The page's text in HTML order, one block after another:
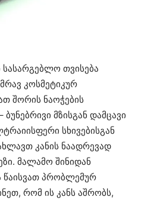
თვისება
კოსმეტიკურ
შორის ნაოჭების
მზისგან დამცავი
სხივებისგან
კანის ნაადრევად
მალამო შინიდან
პრობლემურ
რომ ის კანს აშრობს,